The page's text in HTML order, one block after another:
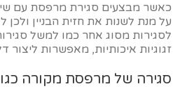
כאשר מבצעים סגירת מרפסת עם
על מנת לשנות את חזית הבניין
לסגירות מסוג אחר כמו למשל
זגוגיות איכותיות, מאפשרות
סגירה של מרפסת מקורה